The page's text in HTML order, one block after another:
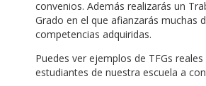
convenios. Además realizarás un
Grado en el que afianzarás muchas
competencias adquiridas.
Puedes ver ejemplos de TFGs
estudiantes de nuestra escuela a